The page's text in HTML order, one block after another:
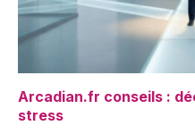
Arcadian.fr conseils :
stress